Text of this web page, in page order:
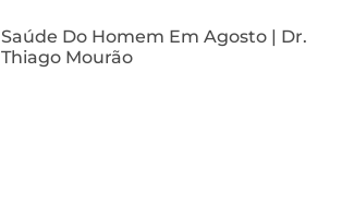
Saúde Do Homem Em Agosto | Dr.
Thiago Mourão